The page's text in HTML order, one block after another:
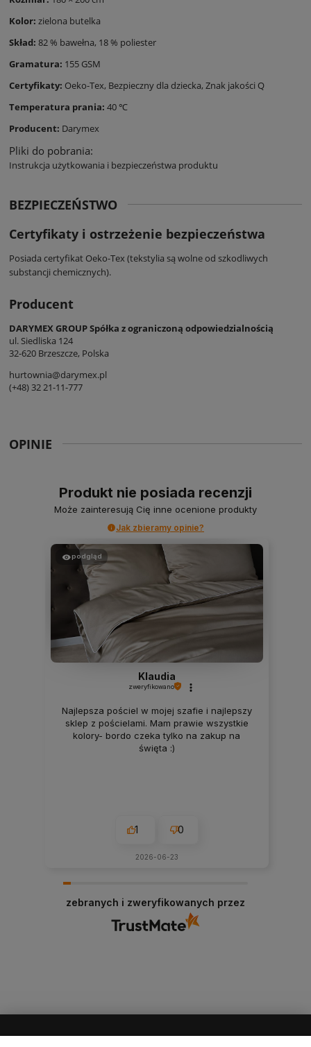
Kolor: zielona butelka
Skład: 82 % bawełna, 18 % poliester
Gramatura: 155 GSM
Certyfikaty: Oeko-Tex, Bezpieczny dla dziecka, Znak jakości Q
Temperatura prania: 40 ℃
Producent: Darymex
Pliki do pobrania:
Instrukcja użytkowania i bezpieczeństwa produktu
BEZPIECZEŃSTWO
Certyfikaty i ostrzeżenie bezpieczeństwa
Posiada certyfikat Oeko-Tex (tekstylia są wolne od szkodliwych
substancji chemicznych).
Producent
DARYMEX GROUP Spółka z ograniczoną odpowiedzialnością
ul. Siedliska 124
32-620 Brzeszcze, Polska
hurtownia@darymex.pl
(+48) 32 21-11-777
OPINIE
Produkt nie posiada recenzji
Może zainteresują Cię inne ocenione produkty
Jak zbieramy opinie?
podgląd
Klaudia
zweryfikowano
Najlepsza pościel w mojej szafie i najlepszy
sklep z pościelami. Mam prawie wszystkie
kolory- bordo czeka tylko na zakup na
święta :)
1 0
2026-06-23
zebranych i zweryfikowanych przez